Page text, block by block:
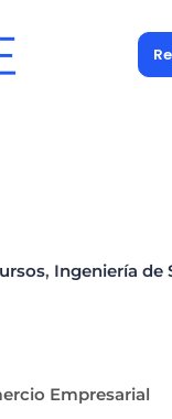
, Ingeniería de
Empresarial